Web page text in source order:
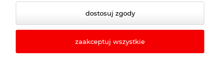
© 2026 rewo24.pl. Wszelkie prawa zastrzeżone.
dostosuj zgody
zaakceptuj wszystkie